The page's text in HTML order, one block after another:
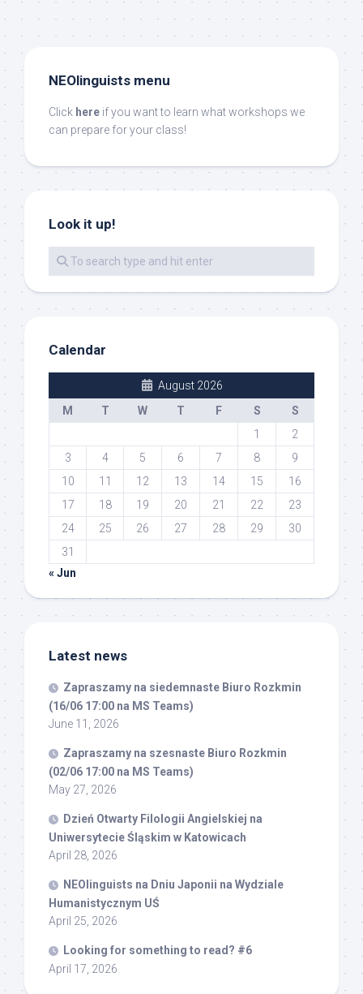
NEOlinguists menu
Click here if you want to learn what workshops we
can prepare for your class!
Look it up!
Calendar
August 2026
M
T W T F S
S
1
2
3
4 5 6 7 8
9
10
11 12 13 14 15
16
17
18 19 20 21 22
23
24
25 26 27 28 29
30
31
« Jun
Latest news
Zapraszamy na siedemnaste Biuro Rozkmin
(16/06 17:00 na MS Teams)
June 11, 2026
Zapraszamy na szesnaste Biuro Rozkmin
(02/06 17:00 na MS Teams)
May 27, 2026
Dzień Otwarty Filologii Angielskiej na
Uniwersytecie Śląskim w Katowicach
April 28, 2026
NEOlinguists na Dniu Japonii na Wydziale
Humanistycznym UŚ
April 25, 2026
Looking for something to read? #6
April 17, 2026